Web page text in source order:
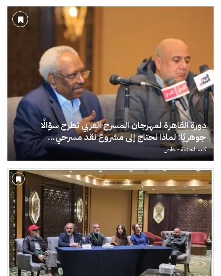
دورة القاهرة لمهرجان المسرح العربي تطرح سؤالًا
جوهريًا: لماذا نحتاج إلى مشروع نقد مسرحي...
كتبهالخشبة - خاص